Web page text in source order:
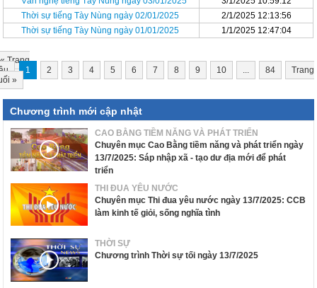
Thời sự tiếng Tày Nùng ngày 02/01/2025
2/1/2025 12:13:56
Thời sự tiếng Tày Nùng ngày 01/01/2025
1/1/2025 12:47:04
«Trang
1 2 3 4 5 6 7 8 9 10 ... 84
Trang
»
Chương trình mới cập nhật
CAO BẰNG TIỀM NĂNG VÀ PHÁT TRIỂN
Chuyên mục Cao Bằng tiềm năng và phát triển ngày
13/7/2025: Sáp nhập xã - tạo dư địa mới để phát
triển
THI ĐUA YÊU NƯỚC
Chuyên mục Thi đua yêu nước ngày 13/7/2025: CCB
làm kinh tế giỏi, sống nghĩa tình
THỜI SỰ
Chương trình Thời sự tối ngày 13/7/2025